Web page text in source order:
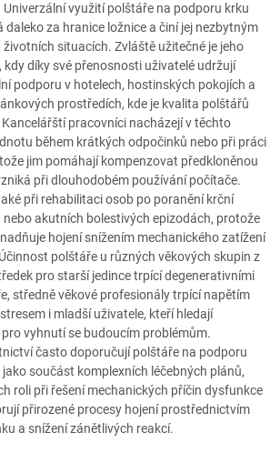
využití polštáře na podporu krku
daleko za hranice ložnice a činí jej nezbytným
situacích. Zvláště užitečné je jeho
díky své přenosnosti uživatelé udržují
podporu v hotelech, hostinských pokojích a
prostředích, kde je kvalita polštářů
pracovníci nacházejí v těchto
během krátkých odpočinků nebo při práci
jim pomáhají kompenzovat předkloněnou
při dlouhodobém používání počítače.
při rehabilitaci osob po poranění krční
nebo akutních bolestivých epizodách, protože
hojení snížením mechanického zatížení
polštáře u různých věkových skupin z
pro starší jedince trpící degenerativními
středně věkové profesionály trpící napětím
i mladší uživatele, kteří hledají
vyhnutí se budoucím problémům.
často doporučují polštáře na podporu
součást komplexních léčebných plánů,
roli při řešení mechanických příčin dysfunkce
přirozené procesy hojení prostřednictvím
a snížení zánětlivých reakcí.